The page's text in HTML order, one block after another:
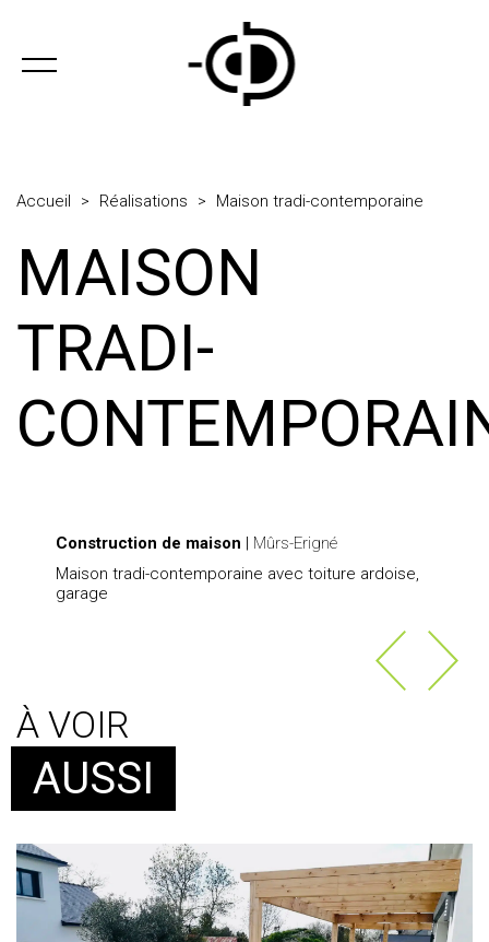
Accueil > Réalisations > Maison tradi-contemporaine
MAISON
TRADI-
Construction de maison | Mûrs-Erigné
Maison tradi-contemporaine avec toiture ardoise,
garage
À VOIR
AUSSI